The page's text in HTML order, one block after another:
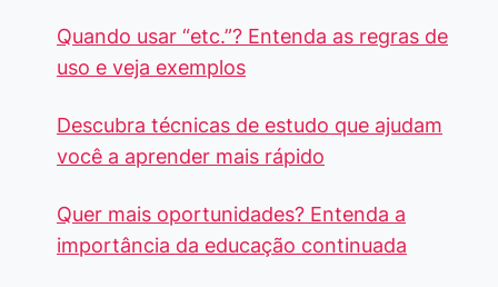
Quando usar “etc.”? Entenda as regras de
uso e veja exemplos
Descubra técnicas de estudo que ajudam
você a aprender mais rápido
Quer mais oportunidades? Entenda a
importância da educação continuada